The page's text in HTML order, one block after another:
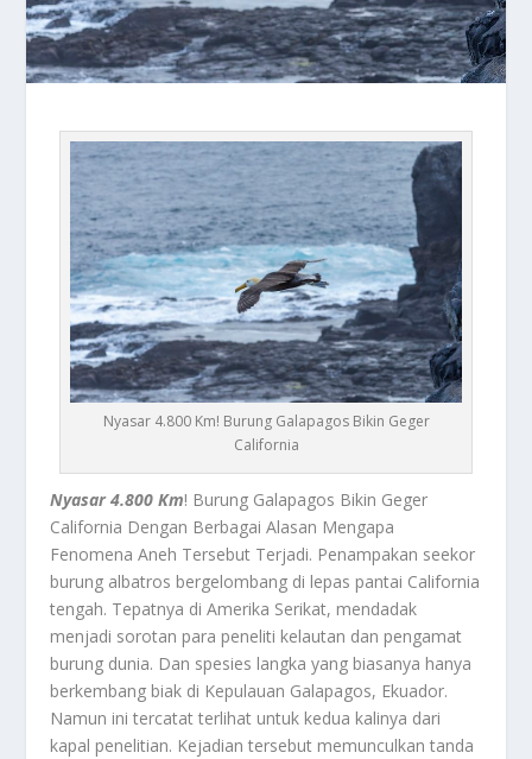
Nyasar 4.800 Km! Burung Galapagos Bikin Geger
California
Nyasar 4.800 Km! Burung Galapagos Bikin Geger
California Dengan Berbagai Alasan Mengapa
Fenomena Aneh Tersebut Terjadi. Penampakan seekor
burung albatros bergelombang di lepas pantai California
tengah. Tepatnya di Amerika Serikat, mendadak
menjadi sorotan para peneliti kelautan dan pengamat
burung dunia. Dan spesies langka yang biasanya hanya
berkembang biak di Kepulauan Galapagos, Ekuador.
Namun ini tercatat terlihat untuk kedua kalinya dari
kapal penelitian. Kejadian tersebut memunculkan tanda